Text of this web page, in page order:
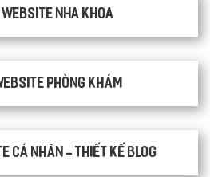
nha khoa
phòng khám
cá nhân - Thiết kế blog